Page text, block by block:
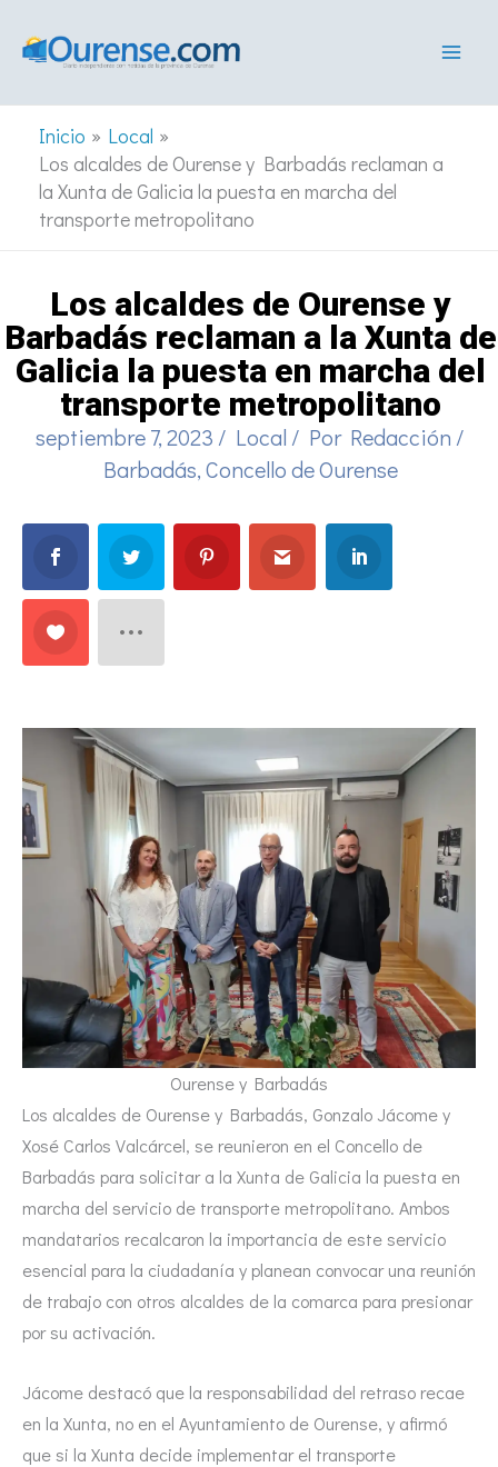
Inicio
Local
Los alcaldes de Ourense y Barbadás reclaman a
la Xunta de Galicia la puesta en marcha del
transporte metropolitano
Los alcaldes de Ourense y
Barbadás reclaman a la Xunta de
Galicia la puesta en marcha del
transporte metropolitano
septiembre 7, 2023 / Local / Por Redacción /
Barbadás,Concello de Ourense
Ourense y Barbadás
Los alcaldes de Ourense y Barbadás, Gonzalo Jácome y
Xosé Carlos Valcárcel, se reunieron en el Concello de
Barbadás para solicitar a la Xunta de Galicia la puesta en
marcha del servicio de transporte metropolitano. Ambos
mandatarios recalcaron la importancia de este servicio
esencial para la ciudadanía y planean convocar una reunión
de trabajo con otros alcaldes de la comarca para presionar
por su activación.
Jácome destacó que la responsabilidad del retraso recae
en la Xunta, no en el Ayuntamiento de Ourense, y afirmó
que si la Xunta decide implementar el transporte